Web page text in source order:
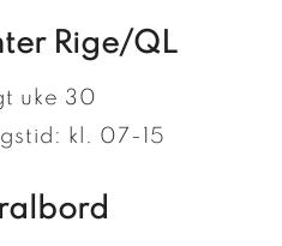
Rige/QL
uke 30
kl. 07-15